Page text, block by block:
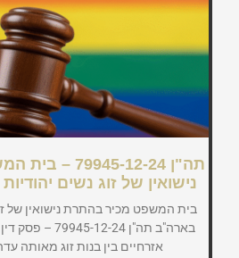
תה"ן 79945-
נישואין של זוג נשים
בית המשפט מכיר בהתרת נישואין של
בארה"ב תה"ן
אזרחיים בין בנות זוג מאותה